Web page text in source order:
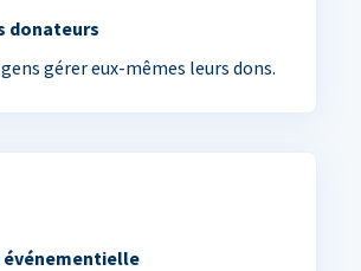
donateurs
gérer eux-mêmes leurs dons.